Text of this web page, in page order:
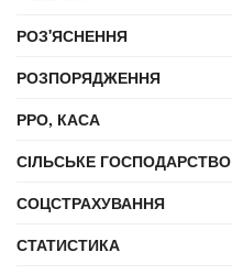
РОЗ'ЯСНЕННЯ
РОЗПОРЯДЖЕННЯ
РРО, КАСА
СІЛЬСЬКЕ ГОСПОДАРСТВО
СОЦСТРАХУВАННЯ
СТАТИСТИКА